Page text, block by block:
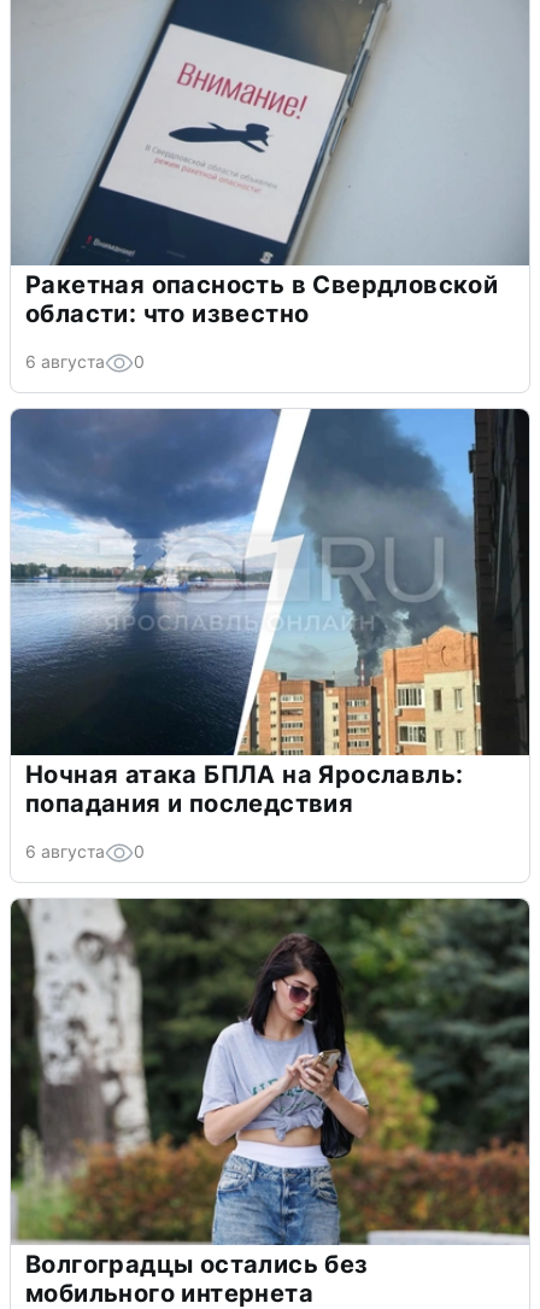
Ракетная опасность в Свердловской
области: что известно
6 августа 0
Ночная атака БПЛА на Ярославль:
попадания и последствия
6 августа 0
Волгоградцы остались без
мобильного интернета